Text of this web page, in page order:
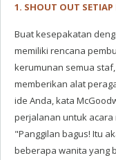
1. SHOUT OUT SETIAP
Buat kesepakatan
memiliki rencana
kerumunan semua
memberikan alat
ide Anda, kata
perjalanan untuk
"Panggilan bagus! Itu
beberapa wanita yang